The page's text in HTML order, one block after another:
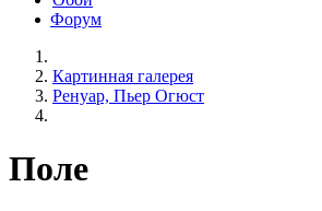
Форум
Картинная галерея
Ренуар, Пьер Огюст
Поле